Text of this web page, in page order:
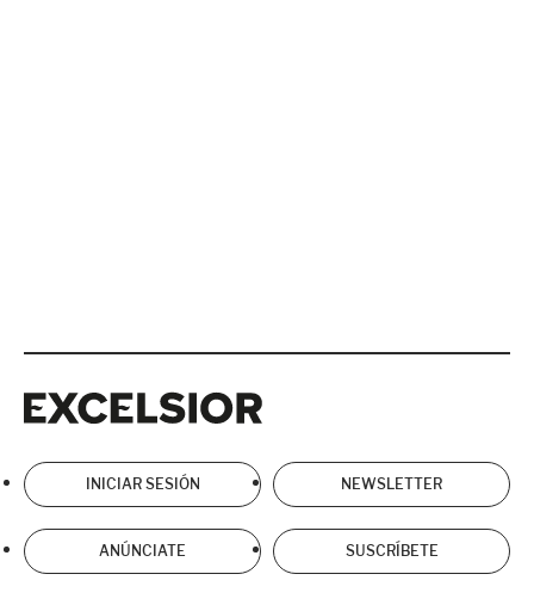
INICIAR SESIÓN NEWSLETTER
ANÚNCIATE SUSCRÍBETE